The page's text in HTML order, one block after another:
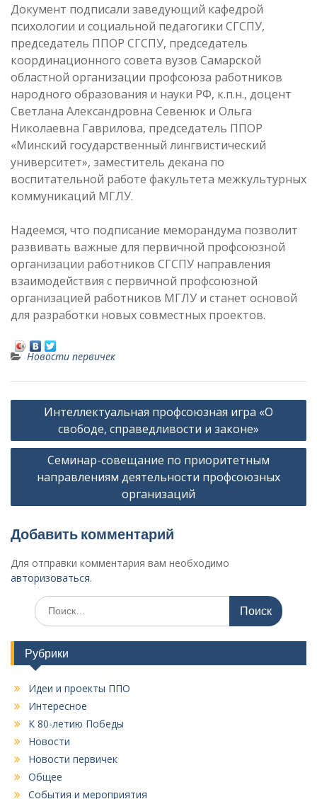
Документ подписали заведующий кафедрой
психологии и социальной педагогики СГСПУ,
председатель ППОР СГСПУ, председатель
координационного совета вузов Самарской
областной организации профсоюза работников
народного образования и науки РФ, к.п.н., доцент
Светлана Александровна Севенюк и Ольга
Николаевна Гаврилова, председатель ППОР
«Минский государственный лингвистический
университет», заместитель декана по
воспитательной работе факультета межкультурных
коммуникаций МГЛУ.
Надеемся, что подписание меморандума позволит
развивать важные для первичной профсоюзной
организации работников СГСПУ направления
взаимодействия с первичной профсоюзной
организацией работников МГЛУ и станет основой
для разработки новых совместных проектов.
Новости первичек
Н
в
а
ц
я
и
с
я
м
Интеллектуальная профсоюзная игра «О
свободе, справедливости и законе»
Cеминар-совещание по приоритетным
направлениям деятельности профсоюзных
организаций
Добавить комментарий
Для отправки комментария вам необходимо
авторизоваться.
И
с
а
т
:
Рубрики
Идеи и проекты ППО
Интересное
К 80-летию Победы
Новости
Новости первичек
Общее
События и мероприятия